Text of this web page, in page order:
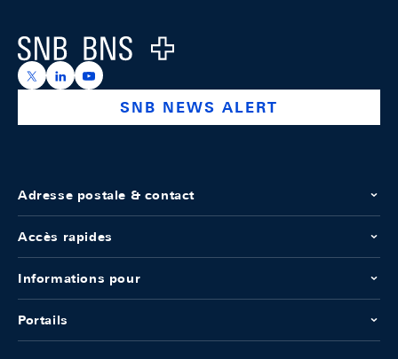
Logo
https://x.com/snb_bns
https://ch.linkedin.com/company/swiss-national-
https://www.youtube.com/@swissnationalbank
SNB NEWS ALERT
Adresse postale & contact
Accès rapides
Informations pour
Portails